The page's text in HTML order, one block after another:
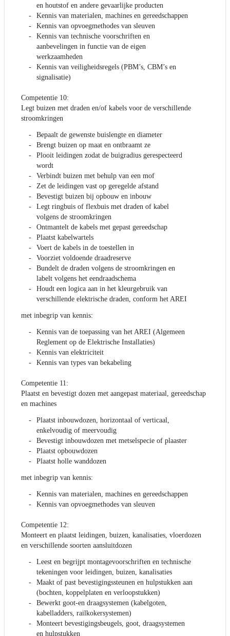
en houtstof en andere gevaarlijke producten
Kennis van materialen, machines en gereedschappen
Kennis van opvoegmethodes van sleuven
Kennis van technische voorschriften en
aanbevelingen in functie van de eigen
werkzaamheden
Kennis van veiligheidsregels (PBM’s, CBM’s en
signalisatie)
Competentie 10:
Legt buizen met draden en/of kabels voor de verschillende
stroomkringen
Bepaalt de gewenste buislengte en diameter
Brengt buizen op maat en ontbraamt ze
Plooit leidingen zodat de buigradius gerespecteerd
wordt
Verbindt buizen met behulp van een mof
Zet de leidingen vast op geregelde afstand
Bevestigt buizen bij opbouw en inbouw
Legt ringbuis of flexbuis met draden of kabel
volgens de stroomkringen
Ontmantelt de kabels met gepast gereedschap
Plaatst kabelwartels
Voert de kabels in de toestellen in
Voorziet voldoende draadreserve
Bundelt de draden volgens de stroomkringen en
labelt volgens het eendraadschema
Houdt een logica aan in het kleurgebruik van
verschillende elektrische draden, conform het AREI
met inbegrip van kennis:
Kennis van de toepassing van het AREI (Algemeen
Reglement op de Elektrische Installaties)
Kennis van elektriciteit
Kennis van types van bekabeling
Competentie 11:
Plaatst en bevestigt dozen met aangepast materiaal, gereedschap
en machines
Plaatst inbouwdozen, horizontaal of verticaal,
enkelvoudig of meervoudig
Bevestigt inbouwdozen met metselspecie of plaaster
Plaatst opbouwdozen
Plaatst holle wanddozen
met inbegrip van kennis:
Kennis van materialen, machines en gereedschappen
Kennis van opvoegmethodes van sleuven
Competentie 12:
Monteert en plaatst leidingen, buizen, kanalisaties, vloerdozen
en verschillende soorten aansluitdozen
Leest en begrijpt montagevoorschriften en technische
tekeningen voor leidingen, buizen, kanalisaties
Maakt of past bevestigingssteunen en hulpstukken aan
(bochten, koppelplaten en verloopstukken)
Bewerkt goot-en draagsystemen (kabelgoten,
kabelladders, railkokersystemen)
Monteert bevestigingsbeugels, goot, draagsystemen
en hulpstukken